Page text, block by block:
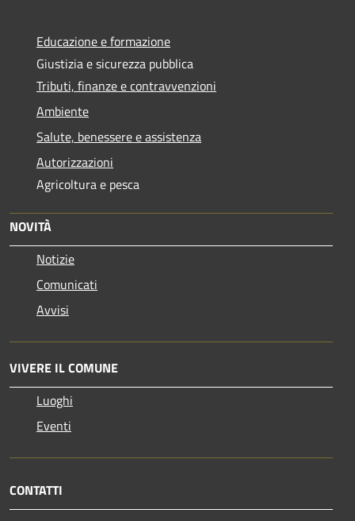
Educazione e formazione
Giustizia e sicurezza pubblica
Tributi, finanze e contravvenzioni
Ambiente
Salute, benessere e assistenza
Autorizzazioni
Agricoltura e pesca
NOVITÀ
Notizie
Comunicati
Avvisi
VIVERE IL COMUNE
Luoghi
Eventi
CONTATTI